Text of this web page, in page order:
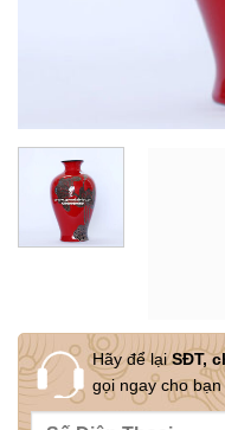
Hãy để lạiSĐT,
gọi ngay cho bạn